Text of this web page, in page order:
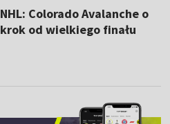
NHL: Colorado Avalanche o
krok od wielkiego finału